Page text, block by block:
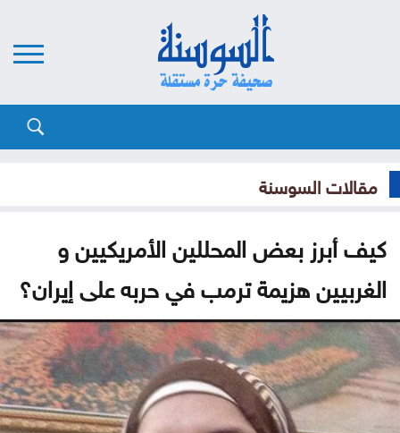
مقالات السوسنة
كيف أبرز بعض المحللين الأمريكيين و
الغربيين هزيمة ترمب في حربه على إيران؟